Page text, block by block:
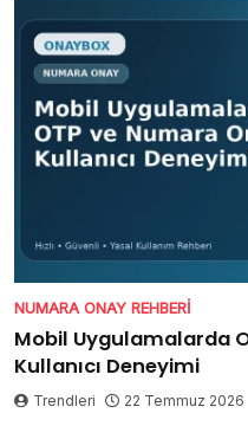
NUMARA ONAY REHBERI
Mobil Uygulamalarda
Kullanıcı Deneyimi
Trendleri 22 Temmuz 2026